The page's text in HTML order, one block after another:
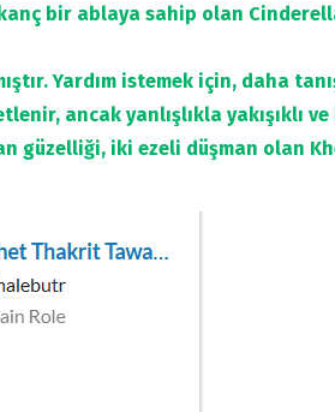
bir ablaya sahip olan
Yardım istemek için, daha
ancak yanlışlıkla yakışıklı ve
güzelliği, iki ezeli düşman olan